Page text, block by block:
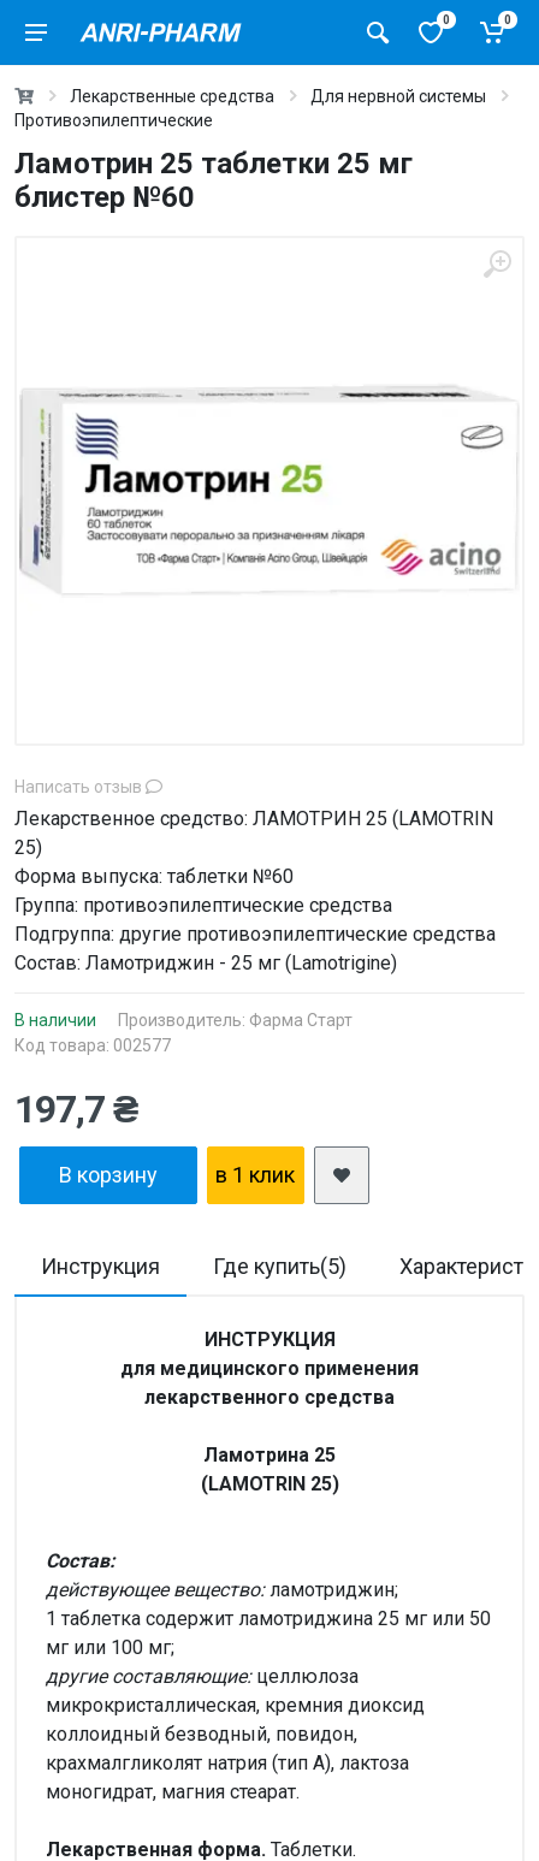
0 0
Лекарственные средства
Для нервной системы
Противоэпилептические
Ламотрин 25 таблетки 25 мг
блистер №60
Написать отзыв
Лекарственное средство: ЛАМОТРИН 25 (LAMOTRIN
25)
Форма выпуска: таблетки №60
Группа: противоэпилептические средства
Подгруппа: другие противоэпилептические средства
Состав: Ламотриджин - 25 мг (Lamotrigine)
В наличии Производитель: Фарма Старт
Код товара: 002577
197,7 ₴
В корзину в 1 клик
Инструкция Где купить(5)
ИНСТРУКЦИЯ
для медицинского применения
лекарственного средства
Ламотрина 25
(LAMOTRIN 25)
Состав:
действующее вещество:ламотриджин;
1 таблетка содержит ламотриджина 25 мг или 50
мг или 100 мг;
другие составляющие:целлюлоза
микрокристаллическая, кремния диоксид
коллоидный безводный, повидон,
крахмалгликолят натрия (тип А), лактоза
моногидрат, магния стеарат.
Лекарственная форма. Таблетки.